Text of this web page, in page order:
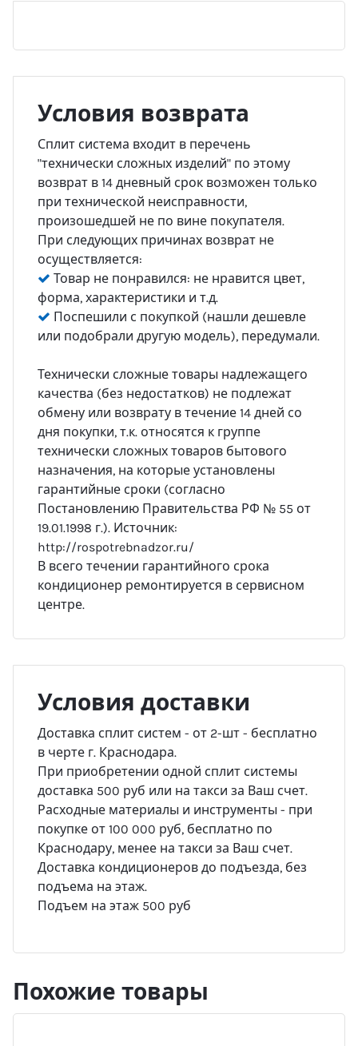
Условия возврата
Сплит система входит в перечень
"технически сложных изделий" по этому
возврат в 14 дневный срок возможен только
при технической неисправности,
произошедшей не по вине покупателя.
При следующих причинах возврат не
осуществляется:
Товар не понравился: не нравится цвет,
форма, характеристики и т.д.
Поспешили с покупкой (нашли дешевле
или подобрали другую модель), передумали.
Технически сложные товары надлежащего
качества (без недостатков) не подлежат
обмену или возврату в течение 14 дней со
дня покупки, т.к. относятся к группе
технически сложных товаров бытового
назначения, на которые установлены
гарантийные сроки (согласно
Постановлению Правительства РФ № 55 от
19.01.1998 г.). Источник:
http://rospotrebnadzor.ru/
В всего течении гарантийного срока
кондиционер ремонтируется в сервисном
центре.
Условия доставки
Доставка сплит систем - от 2-шт - бесплатно
в черте г. Краснодара.
При приобретении одной сплит системы
доставка 500 руб или на такси за Ваш счет.
Расходные материалы и инструменты - при
покупке от 100 000 руб, бесплатно по
Краснодару, менее на такси за Ваш счет.
Доставка кондиционеров до подъезда, без
подъема на этаж.
Подъем на этаж 500 руб
Похожие товары